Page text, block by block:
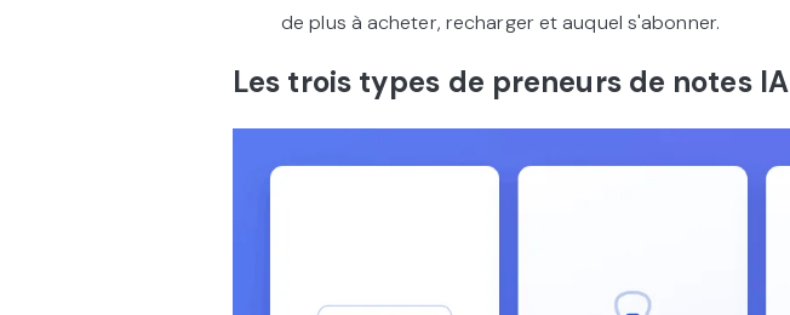
de plus à acheter, recharger et auquel s'abonner.
Les trois types de preneurs de notes IA